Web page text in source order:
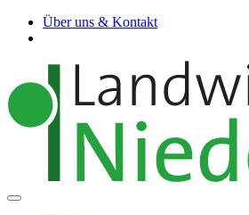
Über uns & Kontakt